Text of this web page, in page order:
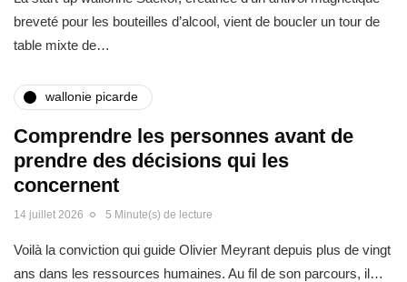
breveté pour les bouteilles d’alcool, vient de boucler un tour de
table mixte de…
wallonie picarde
Comprendre les personnes avant de
prendre des décisions qui les
concernent
14 juillet 2026 5 Minute(s) de lecture
Voilà la conviction qui guide Olivier Meyrant depuis plus de vingt
ans dans les ressources humaines. Au fil de son parcours, il…